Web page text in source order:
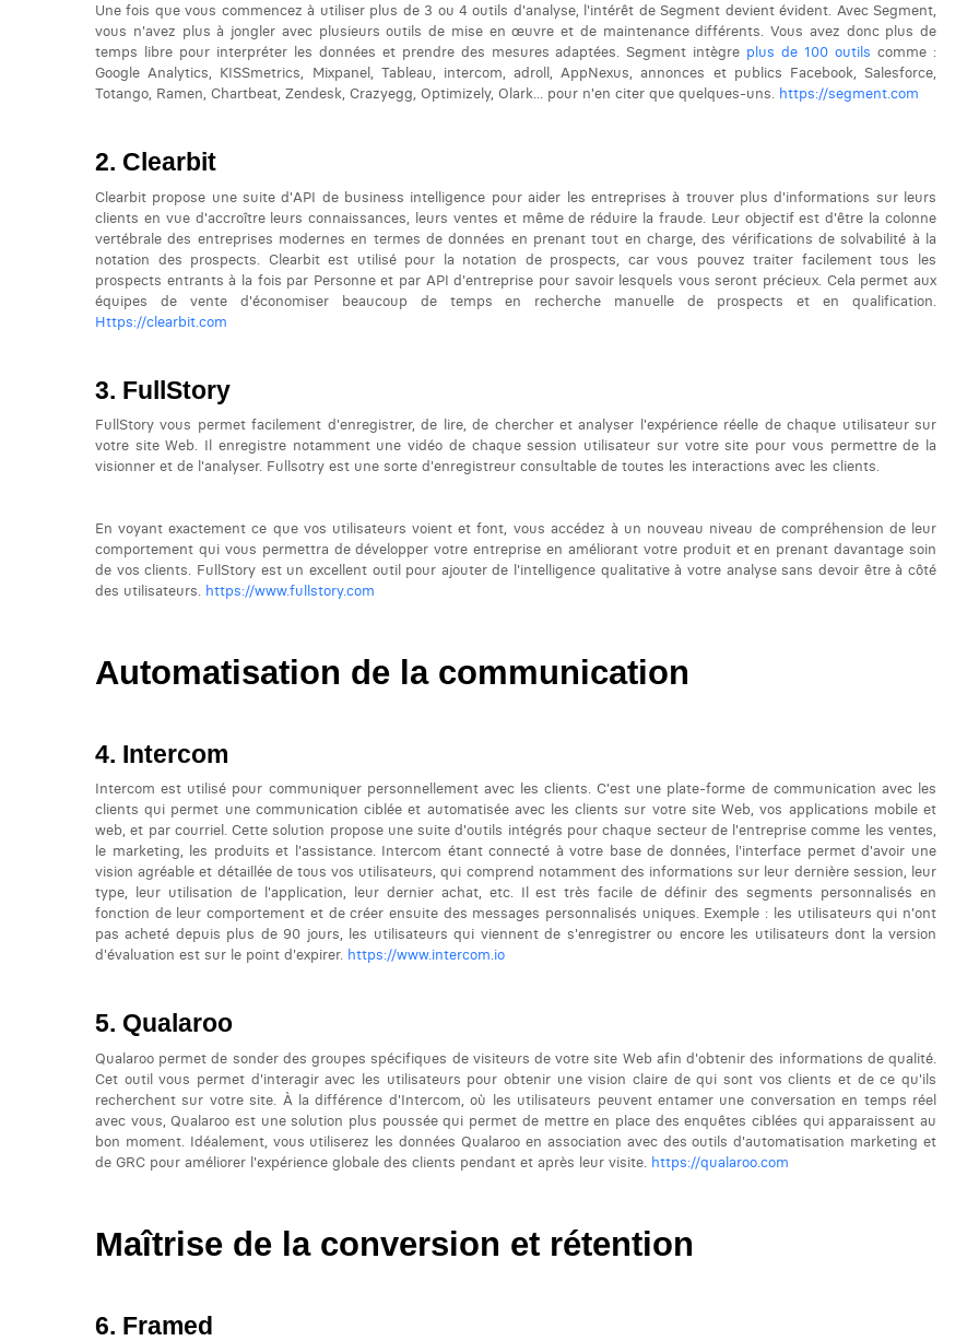
Une fois que vous commencez à utiliser plus de 3 ou 4 outils d'analyse, l'intérêt de Segment devient évident. Avec Segment,
vous n'avez plus à jongler avec plusieurs outils de mise en œuvre et de maintenance différents. Vous avez donc plus de
temps libre pour interpréter les données et prendre des mesures adaptées. Segment intègre plus de 100 outils comme :
Google Analytics, KISSmetrics, Mixpanel, Tableau, intercom, adroll, AppNexus, annonces et publics Facebook, Salesforce,
Totango, Ramen, Chartbeat, Zendesk, Crazyegg, Optimizely, Olark... pour n'en citer que quelques-uns. https://segment.com
Clearbit
Clearbit propose une suite d'API de business intelligence pour aider les entreprises à trouver plus d'informations sur leurs
clients en vue d'accroître leurs connaissances, leurs ventes et même de réduire la fraude. Leur objectif est d'être la colonne
vertébrale des entreprises modernes en termes de données en prenant tout en charge, des vérifications de solvabilité à la
notation des prospects. Clearbit est utilisé pour la notation de prospects, car vous pouvez traiter facilement tous les
prospects entrants à la fois par Personne et par API d'entreprise pour savoir lesquels vous seront précieux. Cela permet aux
équipes de vente d'économiser beaucoup de temps en recherche manuelle de prospects et en qualification.
Https://clearbit.com
FullStory
FullStory vous permet facilement d'enregistrer, de lire, de chercher et analyser l'expérience réelle de chaque utilisateur sur
votre site Web. Il enregistre notamment une vidéo de chaque session utilisateur sur votre site pour vous permettre de la
visionner et de l'analyser. Fullsotry est une sorte d'enregistreur consultable de toutes les interactions avec les clients.
En voyant exactement ce que vos utilisateurs voient et font, vous accédez à un nouveau niveau de compréhension de leur
comportement qui vous permettra de développer votre entreprise en améliorant votre produit et en prenant davantage soin
de vos clients. FullStory est un excellent outil pour ajouter de l'intelligence qualitative à votre analyse sans devoir être à côté
des utilisateurs. https://www.fullstory.com
Automatisation de la communication
Intercom
Intercom est utilisé pour communiquer personnellement avec les clients. C'est une plate-forme de communication avec les
clients qui permet une communication ciblée et automatisée avec les clients sur votre site Web, vos applications mobile et
web, et par courriel. Cette solution propose une suite d'outils intégrés pour chaque secteur de l'entreprise comme les ventes,
le marketing, les produits et l'assistance. Intercom étant connecté à votre base de données, l'interface permet d'avoir une
vision agréable et détaillée de tous vos utilisateurs, qui comprend notamment des informations sur leur dernière session, leur
type, leur utilisation de l'application, leur dernier achat, etc. Il est très facile de définir des segments personnalisés en
fonction de leur comportement et de créer ensuite des messages personnalisés uniques. Exemple : les utilisateurs qui n'ont
pas acheté depuis plus de 90 jours, les utilisateurs qui viennent de s'enregistrer ou encore les utilisateurs dont la version
d'évaluation est sur le point d'expirer. https://www.intercom.io
Qualaroo
Qualaroo permet de sonder des groupes spécifiques de visiteurs de votre site Web afin d'obtenir des informations de qualité.
Cet outil vous permet d'interagir avec les utilisateurs pour obtenir une vision claire de qui sont vos clients et de ce qu'ils
recherchent sur votre site. À la différence d'Intercom, où les utilisateurs peuvent entamer une conversation en temps réel
avec vous, Qualaroo est une solution plus poussée qui permet de mettre en place des enquêtes ciblées qui apparaissent au
bon moment. Idéalement, vous utiliserez les données Qualaroo en association avec des outils d'automatisation marketing et
de GRC pour améliorer l'expérience globale des clients pendant et après leur visite. https://qualaroo.com
Maîtrise de la conversion et rétention
Framed